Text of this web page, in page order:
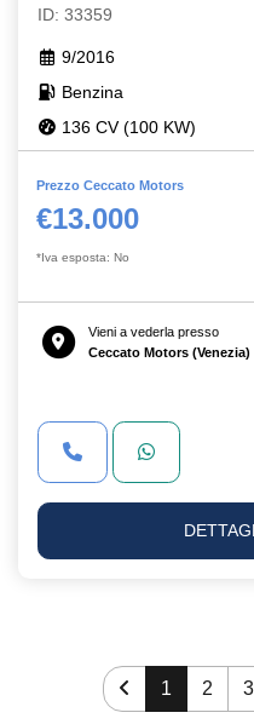
ID: 33359
9/2016
Benzina
136 CV (100 KW)
Prezzo Ceccato Motors
€13.000
*Iva esposta: No
Vieni a vederla presso
Ceccato Motors (Venezia)
1 2 3